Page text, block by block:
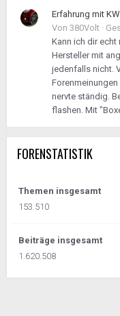
Erfahrung mit
Von 380Volt ·
Kann ich dir echt
Hersteller mit
jedenfalls nicht.
nervte ständig.
flashen. Mit
FORENSTATISTIK
Themen insgesamt
153.510
Beiträge insgesamt
1.620.508